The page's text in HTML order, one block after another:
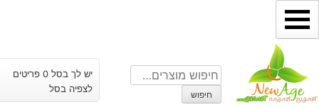
דילוג
לתוכן
חיפוש
עבור:
חיפוש
יש לך בסל 0 פריטים
לצפיה בסל